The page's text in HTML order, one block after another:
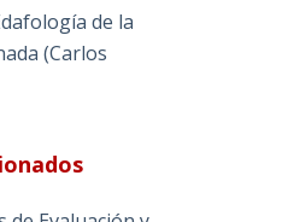
de la
(Carlos